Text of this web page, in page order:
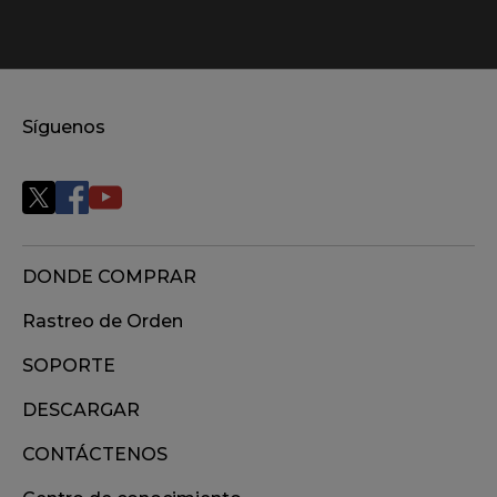
Síguenos
DONDE COMPRAR
Rastreo de Orden
SOPORTE
DESCARGAR
CONTÁCTENOS